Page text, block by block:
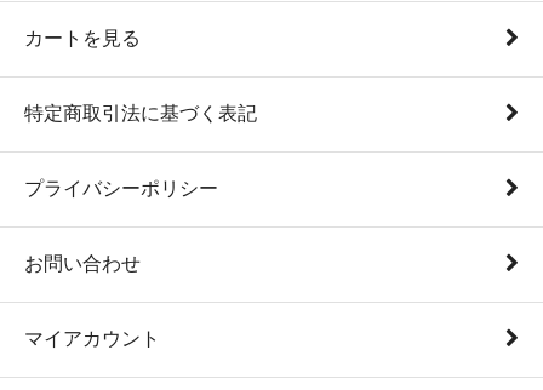
カートを見る
特定商取引法に基づく表記
プライバシーポリシー
お問い合わせ
マイアカウント